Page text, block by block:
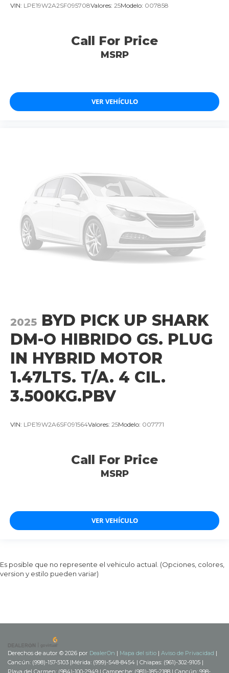
VIN: LPE19W2A2SF095708Valores: 25Modelo: 007858
Call For Price
MSRP
VER VEHÍCULO
2025 BYD PICK UP SHARK
DM-O HIBRIDO GS. PLUG
IN HYBRID MOTOR
1.47LTS. T/A. 4 CIL.
3.500KG.PBV
VIN: LPE19W2A6SF091564Valores: 25Modelo: 007771
Call For Price
MSRP
VER VEHÍCULO
Es posible que no represente el vehiculo actual. (Opciones, colores,
version y estilo pueden variar)
Derechos de autor © 2026 por DealerOn | Mapa del sitio | Aviso de Privacidad |
Cancún: (998)-157-5103 |Mérida: (999)-548-8454 | Chiapas: (961)-302-9105 |